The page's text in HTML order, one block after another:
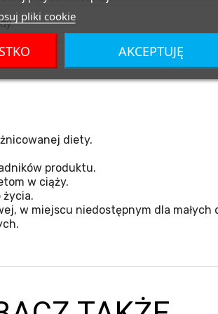
diety.
produktu.
w ciąży.
w miejscu niedostępnym dla małych
pliki cookie
AKCEPTUJĘ